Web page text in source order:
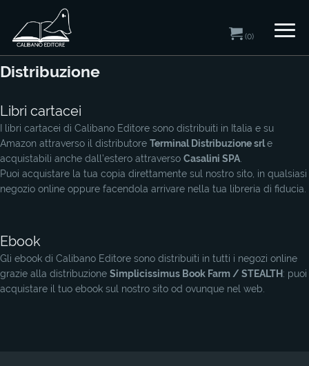
(0)
Home/ Casa editrice / Distribuzione
Distribuzione
Libri cartacei
I libri cartacei di Calibano Editore sono distribuiti in Italia e su
Amazon attraverso il distributore Terminal Distribuzione srle
acquistabili anche dall’estero attraverso Casalini SPA
Puoi acquistare la tua copia direttamente sul nostro sito, in qualsiasi
negozio online oppure facendola arrivare nella tua libreria di fiducia.
Ebook
Gli ebook di Calibano Editore sono distribuiti in tutti i negozi online
grazie alla distribuzione Simplicissimus Book Farm / STEALTH: puoi
acquistare il tuo ebook sul nostro sito od ovunque nel web.